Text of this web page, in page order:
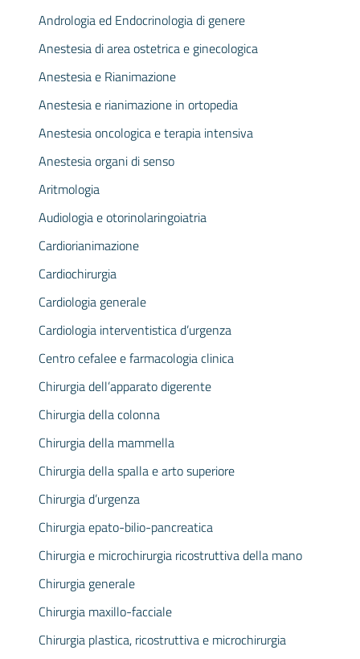
Andrologia ed Endocrinologia di genere
Anestesia di area ostetrica e ginecologica
Anestesia e Rianimazione
Anestesia e rianimazione in ortopedia
Anestesia oncologica e terapia intensiva
Anestesia organi di senso
Aritmologia
Audiologia e otorinolaringoiatria
Cardiorianimazione
Cardiochirurgia
Cardiologia generale
Cardiologia interventistica d’urgenza
Centro cefalee e farmacologia clinica
Chirurgia dell’apparato digerente
Chirurgia della colonna
Chirurgia della mammella
Chirurgia della spalla e arto superiore
Chirurgia d’urgenza
Chirurgia epato-bilio-pancreatica
Chirurgia e microchirurgia ricostruttiva della mano
Chirurgia generale
Chirurgia maxillo-facciale
Chirurgia plastica, ricostruttiva e microchirurgia